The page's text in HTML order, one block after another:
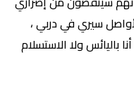
سيري في دربي ،
ولا الاستسلام